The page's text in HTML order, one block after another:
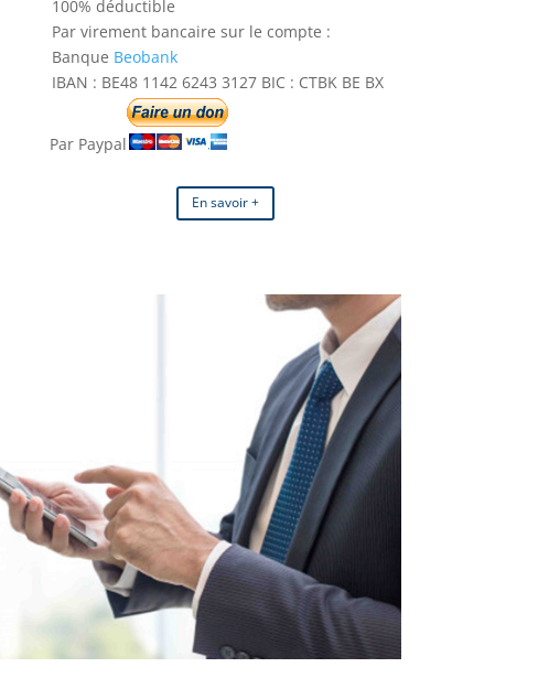
100% déductible
Par virement bancaire sur le compte :
Banque Beobank
IBAN : BE48 1142 6243 3127 BIC : CTBK BE BX
Par Paypal
En savoir +